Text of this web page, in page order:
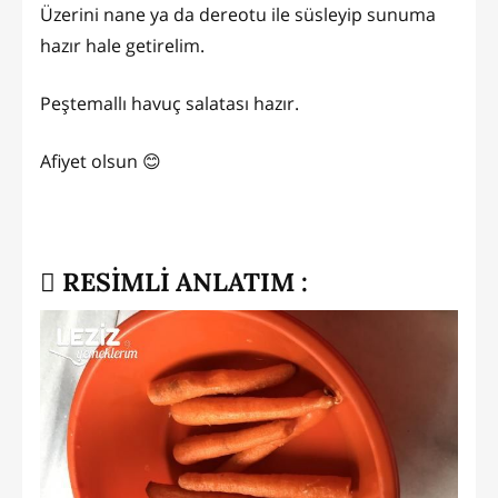
Üzerini nane ya da dereotu ile süsleyip sunuma
hazır hale getirelim.
Peştemallı havuç salatası hazır.
Afiyet olsun 😊
RESİMLİ ANLATIM :